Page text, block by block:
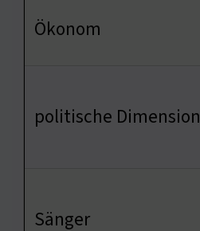
Ökonom
politische Dimension
Sänger